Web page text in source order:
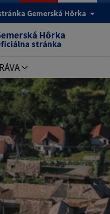
Gemerská Hôrka
Hôrka
stránka